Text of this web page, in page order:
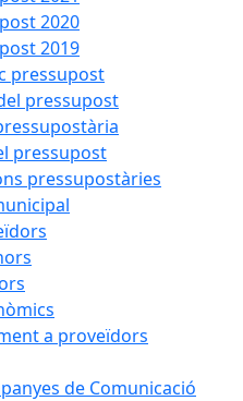
2020
2019
pressupost
pressupost
pressupost
pressupostàries
a proveïdors
de Comunicació